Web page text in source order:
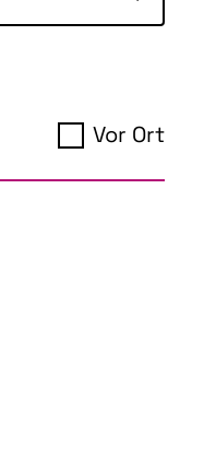
Vor Ort